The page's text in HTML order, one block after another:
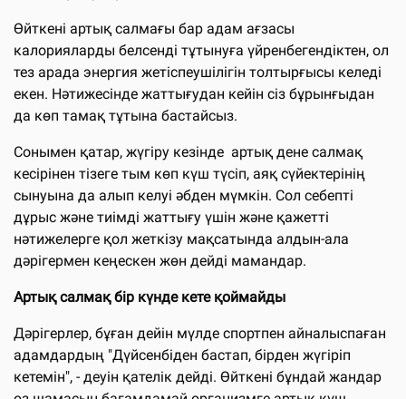
Өйткені артық салмағы бар адам ағзасы
калорияларды белсенді тұтынуға үйренбегендіктен, ол
тез арада энергия жетіспеушілігін толтырғысы келеді
екен. Нәтижесінде жаттығудан кейін сіз бұрынғыдан
да көп тамақ тұтына бастайсыз.
Сонымен қатар, жүгіру кезінде артық дене салмақ
кесірінен тізеге тым көп күш түсіп, аяқ сүйектерінің
сынуына да алып келуі әбден мүмкін. Сол себепті
дұрыс және тиімді жаттығу үшін және қажетті
нәтижелерге қол жеткізу мақсатында алдын-ала
дәрігермен кеңескен жөн дейді мамандар.
Артық салмақ бір күнде кете қоймайды
Дәрігерлер, бұған дейін мүлде спортпен айналыспаған
адамдардың "Дүйсенбіден бастап, бірден жүгіріп
кетемін", - деуін қателік дейді. Өйткені бұндай жандар